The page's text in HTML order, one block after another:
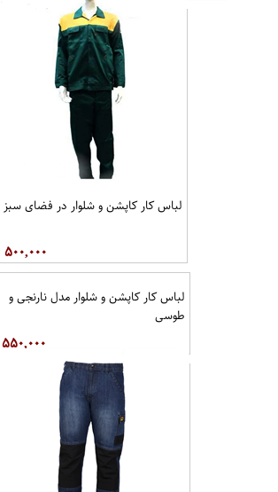
لباس کار کاپشن و شلوار در فضای سبز
۵۰۰,۰۰۰
لباس کار کاپشن و شلوار مدل نارنجی و
طوسی
۵۵۰,۰۰۰